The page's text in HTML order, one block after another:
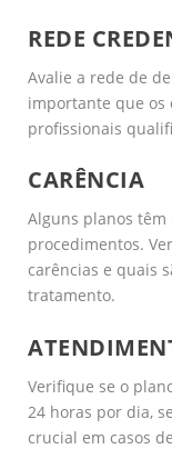
REDE
Avalie a rede de
importante que os
profissionais
CARÊNCIA
Alguns planos
procedimentos.
carências e quais
tratamento.
Verifique se o
24 horas por dia,
crucial em casos